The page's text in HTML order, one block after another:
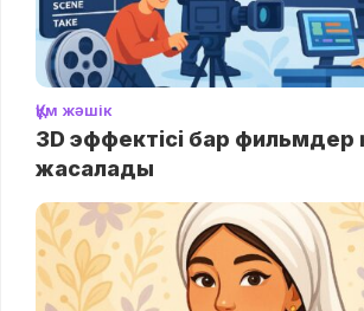
Құм жәшік
3D эффектісі бар фильмдер
жасалады